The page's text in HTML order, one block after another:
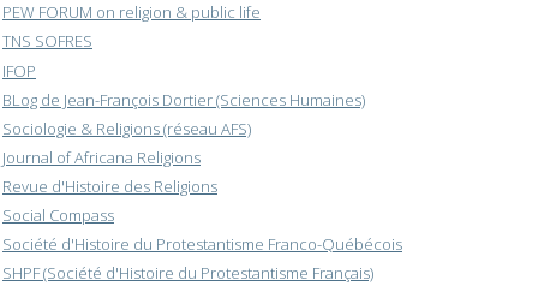
PEW FORUM on religion & public life
TNS SOFRES
IFOP
BLog de Jean-François Dortier (Sciences Humaines)
Sociologie & Religions (réseau AFS)
Journal of Africana Religions
Revue d'Histoire des Religions
Social Compass
Société d'Histoire du Protestantisme Franco-Québécois
SHPF (Société d'Histoire du Protestantisme Français)